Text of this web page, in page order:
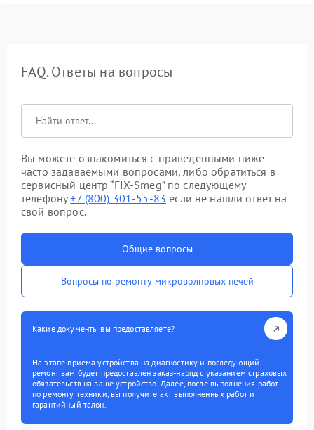
FAQ. Ответы на вопросы
Вы можете ознакомиться с приведенными ниже
часто задаваемыми вопросами, либо обратиться в
сервисный центр “FIX-Smeg” по следующему
телефону+7 (800) 301-55-83 если не нашли ответ на
свой вопрос.
Общие вопросы
Вопросы по ремонту микроволновых печей
Какие документы вы предоставляете?
На этапе приема устройства на диагностику и последующий
ремонт вам будет предоставлен заказ-наряд с указанием страховых
обязательств на ваше устройство. Далее, после выполнения работ
по ремонту техники, вы получите акт выполненных работ и
гарантийный талон.